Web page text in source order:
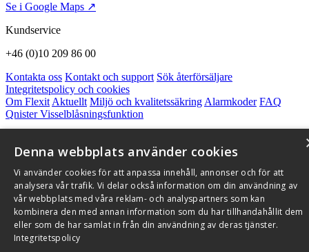
Se i Google Maps ↗
Kundservice
+46 (0)10 209 86 00
Kontakta oss Kontakt och support Sök återförsäljare
Integritetspolicy och cookies
Om Flexit Aktuellt Miljö och kvalitetssäkring Alarmkoder FAQ
Qnister Visselblåsningsfunktion
Miljö och kvalitetssäkring
Denna webbplats använder cookies
Vi använder cookies för att anpassa innehåll, annonser och för att
analysera vår trafik. Vi delar också information om din användning av
vår webbplats med våra reklam- och analyspartners som kan
kombinera den med annan information som du har tillhandahållit dem
eller som de har samlat in från din användning av deras tjänster.
Integritetspolicy